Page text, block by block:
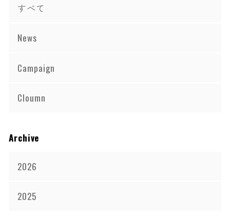
すべて
News
Campaign
Cloumn
Archive
2026
2025